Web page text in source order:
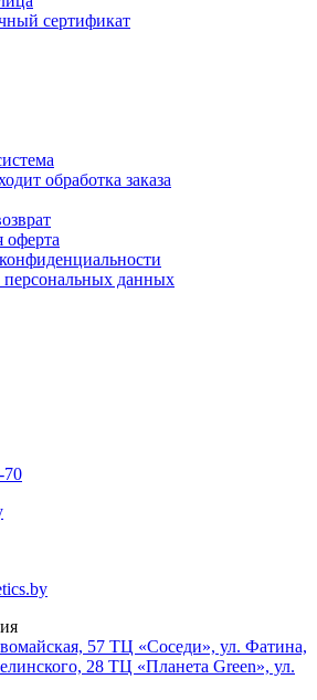
сертификат
обработка заказа
оферта
персональных данных
70
57 ТЦ «Соседи», ул. Фатина,
28 ТЦ «Планета Green», ул.